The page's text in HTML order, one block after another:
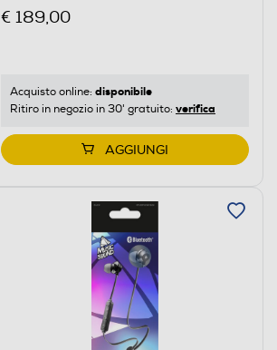
€ 189,00
Acquisto online: disponibile
Ritiro in negozio in 30' gratuito: verifica
AGGIUNGI